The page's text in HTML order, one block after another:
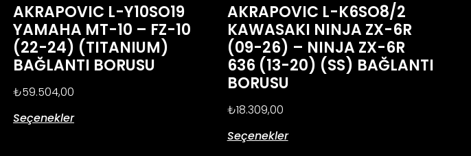
AKRAPOVIC L-Y10SO19
YAMAHA MT-10 – FZ-10
(22-24) (TITANIUM)
BAĞLANTI BORUSU
₺59.504,00
Seçenekler
AKRAPOVIC L-K6SO8/2
KAWASAKI NINJA ZX-6R
(09-26) – NINJA ZX-6R
636 (13-20) (SS) BAĞLANTI
BORUSU
₺18.309,00
Seçenekler